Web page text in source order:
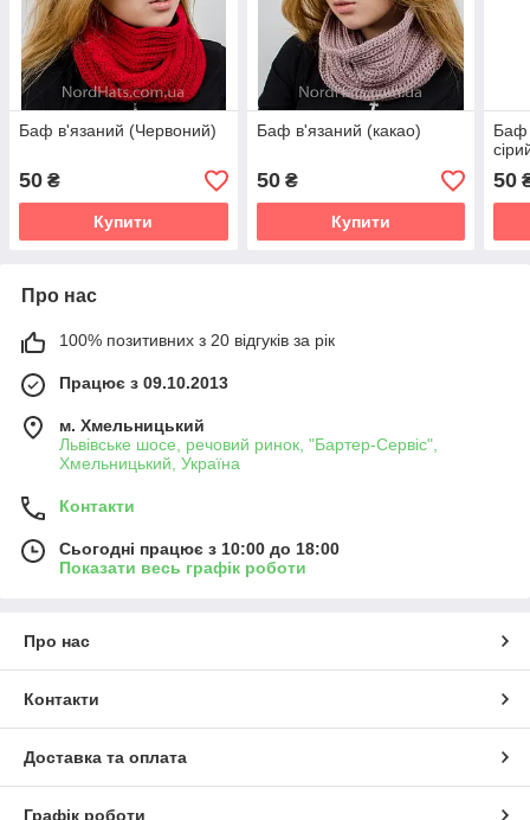
Баф в'язаний (Червоний)
50 ₴
Купити
Баф в'язаний (какао)
50₴
Купити
Баф
50
Про нас
100% позитивних з 20 відгуків за рік
Працює з 09.10.2013
м. Хмельницький
Львівське шосе, речовий ринок, "Бартер-Сервіс",
Хмельницький, Україна
Контакти
Сьогодні працює з 10:00 до 18:00
Показати весь графік роботи
Про нас
Контакти
Доставка та оплата
Графік роботи